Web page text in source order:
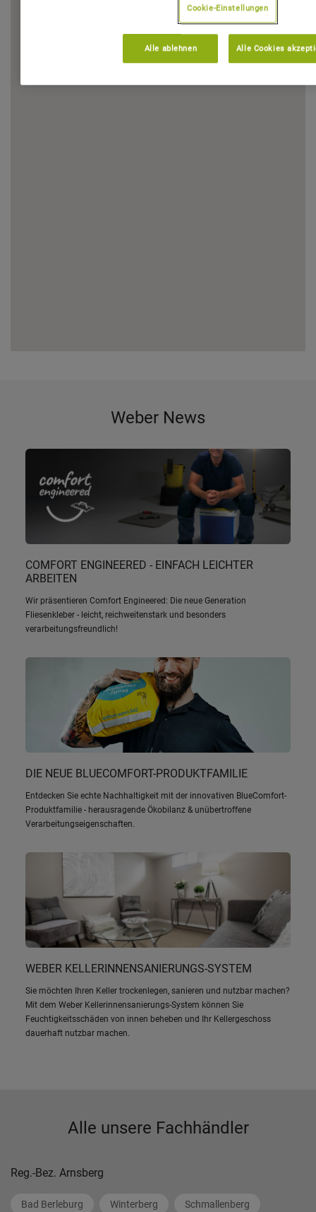
Weber News
COMFORT ENGINEERED - EINFACH LEICHTER
ARBEITEN
Wir präsentieren Comfort Engineered: Die neue Generation
Fliesenkleber - leicht, reichweitenstark und besonders
verarbeitungsfreundlich!
DIE NEUE BLUECOMFORT-PRODUKTFAMILIE
Entdecken Sie echte Nachhaltigkeit mit der innovativen BlueComfort-
Produktfamilie - herausragende Ökobilanz & unübertroffene
Verarbeitungseigenschaften.
WEBER KELLERINNENSANIERUNGS-SYSTEM
Sie möchten Ihren Keller trockenlegen, sanieren und nutzbar machen?
Mit dem Weber Kellerinnensanierungs-System können Sie
Feuchtigkeitsschäden von innen beheben und Ihr Kellergeschoss
dauerhaft nutzbar machen.
Alle unsere Fachhändler
Reg.-Bez. Arnsberg
Bad Berleburg Winterberg Schmallenberg
Cookie-Einstellungen
Alle ablehnen Alle Cookies